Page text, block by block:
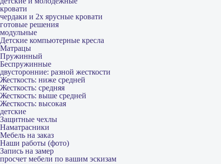
кровати
чердаки и 2х ярусные кровати
готовые решения
модульные
Детские компьютерные кресла
Матрацы
Пружинный
Беспружинные
двусторонние: разной жесткости
Жесткость: ниже средней
Жесткость: средняя
Жесткость: выше средней
Жесткость: высокая
детские
Защитные чехлы
Наматрасники
Мебель на заказ
Наши работы (фото)
Запись на замер
просчет мебели по вашим эскизам